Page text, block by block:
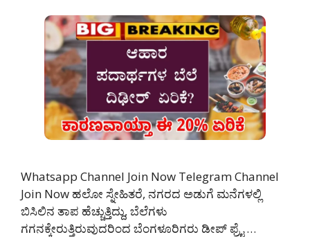
Whatsapp Channel Join Now Telegram Channel
Join Now ಹಲೋ ಸ್ನೇಹಿತರೆ, ನಗರದ ಅಡುಗೆ ಮನೆಗಳಲ್ಲಿ
ಬಿಸಿಲಿನ ತಾಪ ಹೆಚ್ಚುತ್ತಿದ್ದು, ಬೆಲೆಗಳು
ಗಗನಕ್ಕೇರುತ್ತಿರುವುದರಿಂದ ಬೆಂಗಳೂರಿಗರು ಡೀಪ್ ಫ್ರೈ …